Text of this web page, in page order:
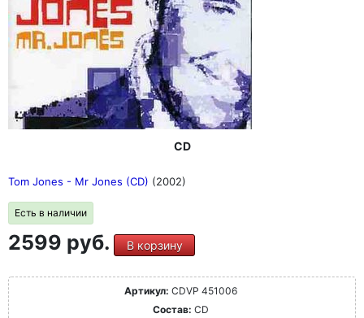
CD
Tom Jones - Mr Jones (CD) (2002)
Есть в наличии
2599 руб. В корзину
Артикул: CDVP 451006
Состав: CD